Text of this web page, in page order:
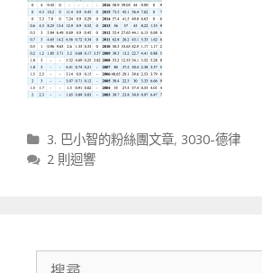
分類
3. 巴小智的粉絲團文章, 3030-德律
2 則迴響
搜尋關於：